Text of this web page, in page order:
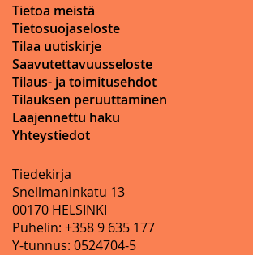
Tietoa meistä
Tietosuojaseloste
Tilaa uutiskirje
Saavutettavuusseloste
Tilaus- ja toimitusehdot
Tilauksen peruuttaminen
Laajennettu haku
Yhteystiedot
Tiedekirja
Snellmaninkatu 13
00170 HELSINKI
Puhelin: +358 9 635 177
Y-tunnus: 0524704-5